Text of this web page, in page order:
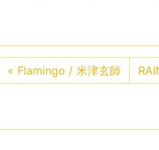
« Flamingo / 米津玄師